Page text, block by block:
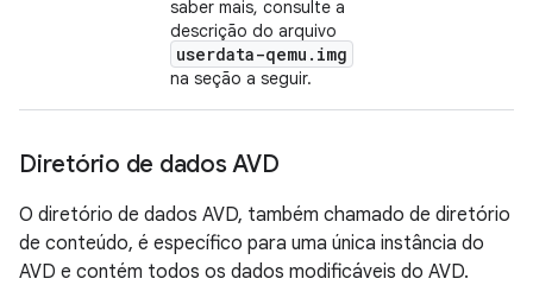
saber mais, consulte a
descrição do arquivo
userdata-qemu . img
na seção a seguir.
Diretório de dados AVD
O diretório de dados AVD, também chamado de diretório
de conteúdo, é específico para uma única instância do
AVD e contém todos os dados modificáveis do AVD.